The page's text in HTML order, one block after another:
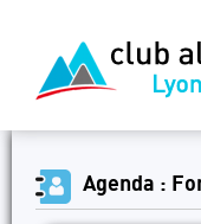
Agenda :